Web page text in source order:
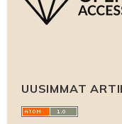
UUSIMMAT